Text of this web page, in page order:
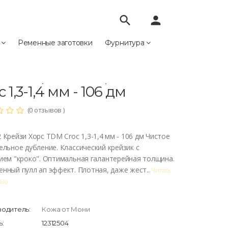
Ременные заготовки Фурнитура
search person
1,3-1,4 мм - 106 дм
(0 отзывов )
Хорс TDM Croc 1,3-1,4 мм - 106 дм Чистое
дубление. Классический крейзик с
"кроко". Оптимальная галантерейная толщина.
пулл ап эффект. Плотная, даже жест.. Читать
Кожа от Мони
12312504